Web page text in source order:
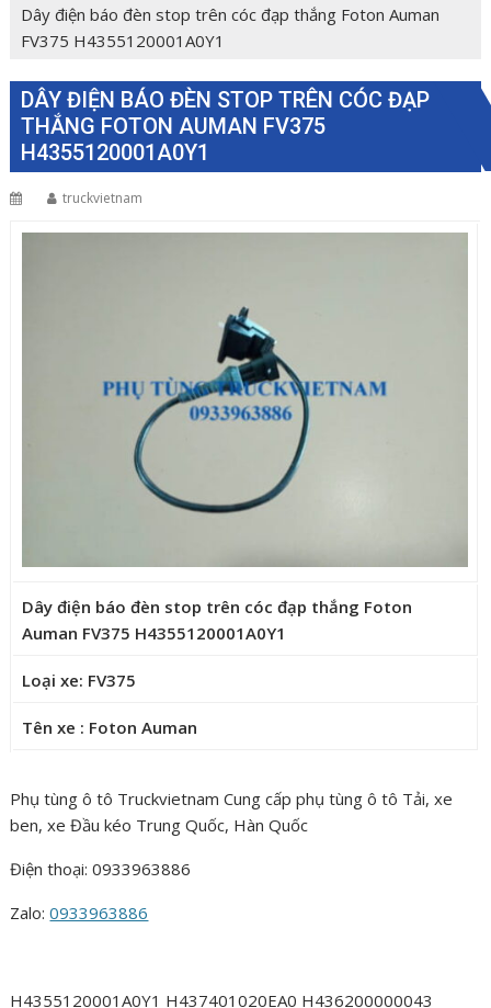
Dây điện báo đèn stop trên cóc đạp thắng Foton Auman
FV375 H4355120001A0Y1
DÂY ĐIỆN BÁO ĐÈN STOP TRÊN CÓC ĐẠP
THẮNG FOTON AUMAN FV375
H4355120001A0Y1
truckvietnam
Dây điện báo đèn stop trên cóc đạp thắng Foton
Auman FV375 H4355120001A0Y1
Loại xe: FV375
Tên xe : Foton Auman
Phụ tùng ô tô Truckvietnam Cung cấp phụ tùng ô tô Tải, xe
ben, xe Đầu kéo Trung Quốc, Hàn Quốc
Điện thoại: 0933963886
Zalo:0933963886
H4355120001A0Y1 H437401020EA0 H436200000043